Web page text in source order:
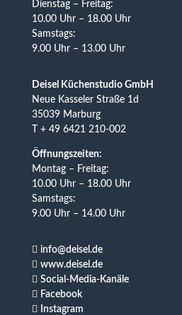
Dienstag – Freitag:
10.00 Uhr – 18.00 Uhr
Samstags:
9.00 Uhr – 13.00 Uhr
Deisel Küchenstudio GmbH
Neue Kasseler Straße 1d
35039 Marburg
T + 49 6421 210-002
Öffnungszeiten:
Montag – Freitag:
10.00 Uhr – 18.00 Uhr
Samstags:
9.00 Uhr – 14.00 Uhr
 info@deisel.de
 www.deisel.de
 Social-Media-Kanäle
 Facebook
 Instagram